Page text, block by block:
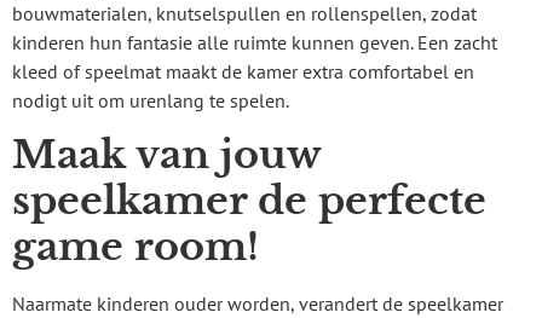
bouwmaterialen, knutselspullen en rollenspellen, zodat
kinderen hun fantasie alle ruimte kunnen geven. Een zacht
kleed of speelmat maakt de kamer extra comfortabel en
nodigt uit om urenlang te spelen.
Maak van jouw
speelkamer de perfecte
game room!
Naarmate kinderen ouder worden, verandert de speelkamer